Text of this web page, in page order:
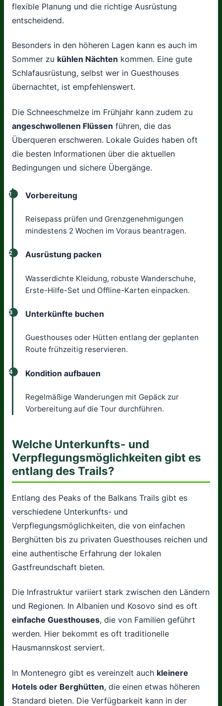
flexible Planung und die richtige Ausrüstung
entscheidend.
Besonders in den höheren Lagen kann es auch im
Sommer zu kühlen Nächten kommen. Eine gute
Schlafausrüstung, selbst wer in Guesthouses
übernachtet, ist empfehlenswert.
Die Schneeschmelze im Frühjahr kann zudem zu
angeschwollenen Flüssen führen, die das
Überqueren erschweren. Lokale Guides haben oft
die besten Informationen über die aktuellen
Bedingungen und sichere Übergänge.
1 Vorbereitung
Reisepass prüfen und Grenzgenehmigungen
mindestens 2 Wochen im Voraus beantragen.
2 Ausrüstung packen
Wasserdichte Kleidung, robuste Wanderschuhe,
Erste-Hilfe-Set und Offline-Karten einpacken.
3 Unterkünfte buchen
Guesthouses oder Hütten entlang der geplanten
Route frühzeitig reservieren.
4 Kondition aufbauen
Regelmäßige Wanderungen mit Gepäck zur
Vorbereitung auf die Tour durchführen.
Welche Unterkunfts- und
Verpflegungsmöglichkeiten gibt es
entlang des Trails?
Entlang des Peaks of the Balkans Trails gibt es
verschiedene Unterkunfts- und
Verpflegungsmöglichkeiten, die von einfachen
Berghütten bis zu privaten Guesthouses reichen und
eine authentische Erfahrung der lokalen
Gastfreundschaft bieten.
Die Infrastruktur variiert stark zwischen den Ländern
und Regionen. In Albanien und Kosovo sind es oft
einfache Guesthouses, die von Familien geführt
werden. Hier bekommt es oft traditionelle
Hausmannskost serviert.
In Montenegro gibt es vereinzelt auch kleinere
Hotels oder Berghütten, die einen etwas höheren
Standard bieten. Die Verfügbarkeit kann in der